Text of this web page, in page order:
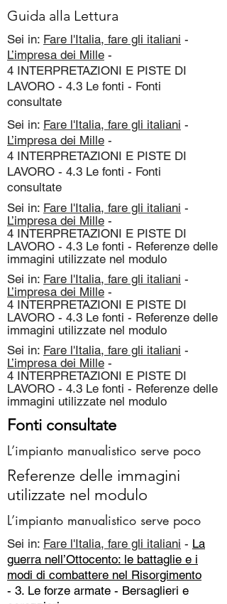
Guida alla Lettura
Sei in: Fare l'Italia, fare gli italiani -
L’impresa dei Mille -
4 INTERPRETAZIONI E PISTE DI
LAVORO - 4.3 Le fonti - Fonti
consultate
Sei in: Fare l'Italia, fare gli italiani -
L’impresa dei Mille -
4 INTERPRETAZIONI E PISTE DI
LAVORO - 4.3 Le fonti - Fonti
consultate
Sei in: Fare l'Italia, fare gli italiani -
L’impresa dei Mille -
4 INTERPRETAZIONI E PISTE DI
LAVORO - 4.3 Le fonti - Referenze delle
immagini utilizzate nel modulo
Sei in: Fare l'Italia, fare gli italiani -
L’impresa dei Mille -
4 INTERPRETAZIONI E PISTE DI
LAVORO - 4.3 Le fonti - Referenze delle
immagini utilizzate nel modulo
Sei in: Fare l'Italia, fare gli italiani -
L’impresa dei Mille -
4 INTERPRETAZIONI E PISTE DI
LAVORO - 4.3 Le fonti - Referenze delle
immagini utilizzate nel modulo
Fonti consultate
L’impianto manualistico serve poco
Referenze delle immagini
utilizzate nel modulo
L’impianto manualistico serve poco
Sei in: Fare l'Italia, fare gli italiani - La
guerra nell’Ottocento: le battaglie e i
modi di combattere nel Risorgimento
- 3. Le forze armate - Bersaglieri e